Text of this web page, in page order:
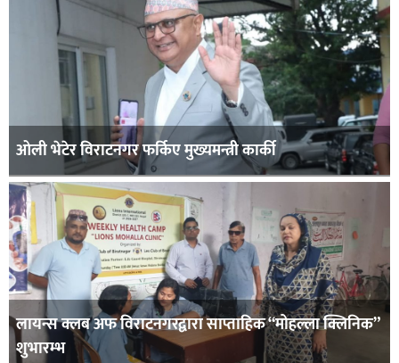
ओली भेटेर विराटनगर फर्किए मुख्यमन्त्री कार्की
लायन्स क्लब अफ विराटनगरद्वारा साप्ताहिक “मोहल्ला क्लिनिक”
शुभारम्भ